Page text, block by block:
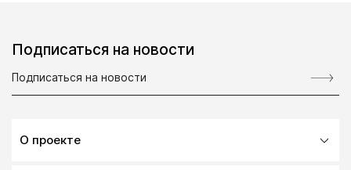
Подписаться на новости
О проекте